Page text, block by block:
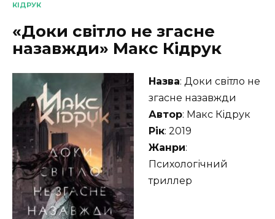
КІДРУК
«Доки світло не згасне
назавжди» Макс Кідрук
Назва: Доки світло не
згасне назавжди
Автор: Макс Кідрук
Рік: 2019
Жанри:
Психологічний
триллер